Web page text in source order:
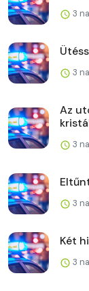
3
3
Az
3
3
Két
3